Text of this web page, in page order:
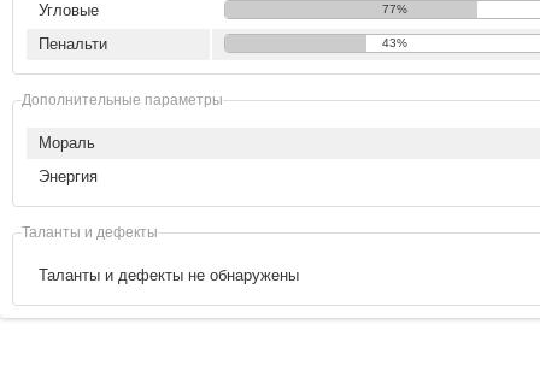
Угловые 77%
Пенальти 43%
Дополнительные параметры
Мораль
Энергия
Таланты и дефекты
Таланты и дефекты не обнаружены